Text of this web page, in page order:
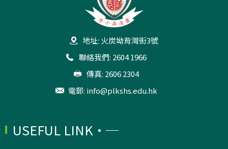
地址: 火炭坳背灣街3號
聯絡我們: 2604 1966
傳真: 2606 2304
電郵: info@plkshs.edu.hk
USEFUL LINK